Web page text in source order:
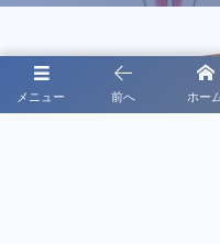
メニュー 前へ ホー